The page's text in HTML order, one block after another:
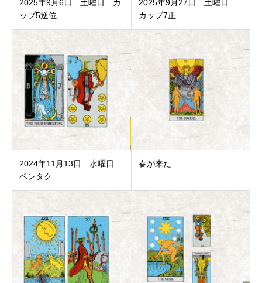
2025年9月6日 土曜日 カ
ップ5逆位...
2025年9月27日 土曜日
カップ7正...
2024年11月13日 水曜日
ペンタク...
春が来た